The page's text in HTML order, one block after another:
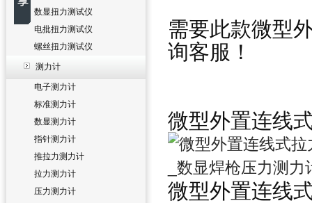
数显扭力测试仪
电批扭力测试仪
螺丝扭力测试仪
测力计
电子测力计
标准测力计
数显测力计
指针测力计
推拉力测力计
拉力测力计
压力测力计
需要此款微型
询客服 ！
微型外置连线
微型外置连线